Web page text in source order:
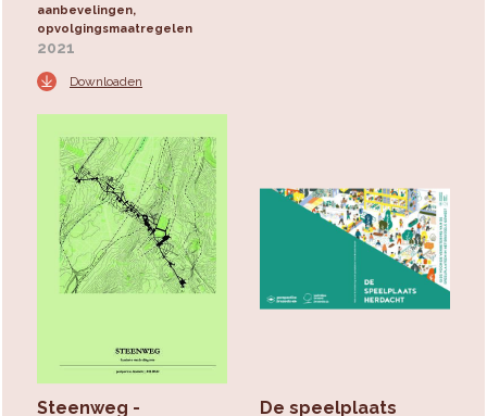
aanbevelingen,
opvolgingsmaatregelen
2021
Downloaden
Steenweg - De speelplaats